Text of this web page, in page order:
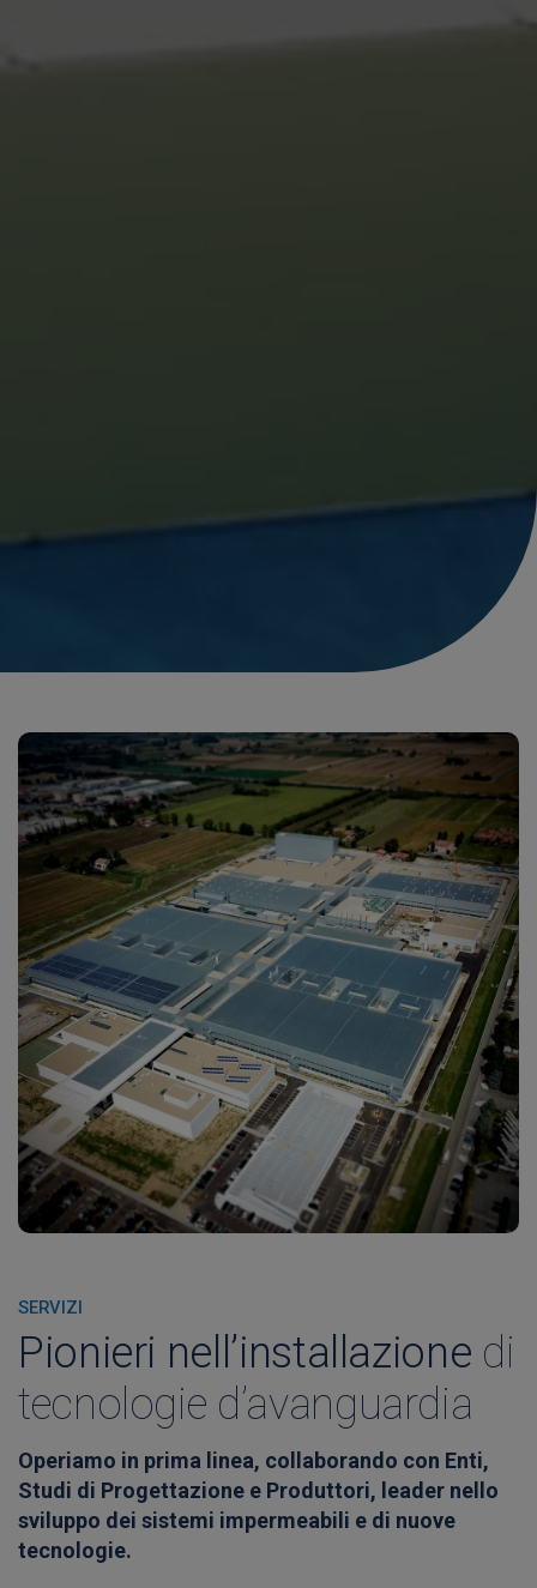
SERVIZI
Pionieri nell’installazione di
tecnologie d’avanguardia
Operiamo in prima linea, collaborando con Enti,
Studi di Progettazione e Produttori, leader nello
sviluppo dei sistemi impermeabili e di nuove
tecnologie.